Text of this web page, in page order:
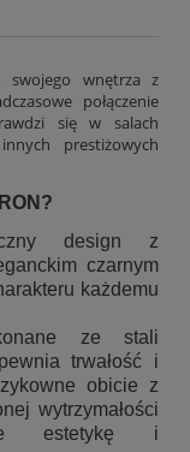
swojego wnętrza z
połączenie
się w salach
prestiżowych
design z
czarnym
każdemu
ze stali
trwałość i
obicie z
wytrzymałości
estetykę i